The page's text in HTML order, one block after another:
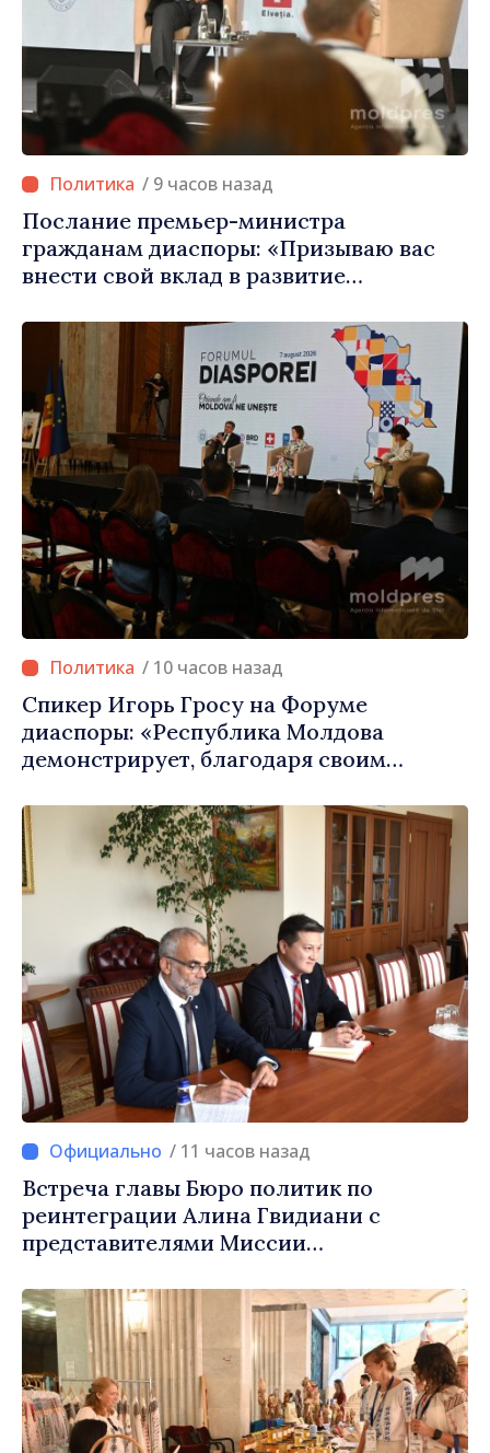
/ 9 часов назад
Послание премьер-министра
гражданам диаспоры: «Призываю вас
внести свой вклад в развитие
/ 10 часов назад
Спикер Игорь Гросу на Форуме
диаспоры: «Республика Молдова
демонстрирует, благодаря своим
заслуживает стать частью большой
европейской семьи»
/ 11 часов назад
Встреча главы Бюро политик по
реинтеграции Алина Гвидиани с
представителями Миссии
Креста в Молдове